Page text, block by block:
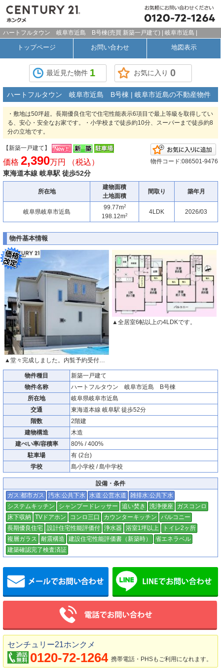
ハートフルタウン 岐阜市近島 B号棟(売買 新築一戸建て) | 岐阜市近島 |
トップページ お問い合わせ 地図表示
最近見た物件 1 お気に入り 0
ハートフルタウン 岐阜市近島 B号棟 | 岐阜市近島の不動産物件
・敷地は50坪超。長期優良住宅で住宅性能表示6項目で最上等級を取得してい
る、安心・安全なお家です。・小学校まで徒歩約10分、スーパーまで徒歩約8
分の立地です。
【新築一戸建て】
価格 2,390万円 （税込）
東海道本線 岐阜駅 徒歩52分
物件コード:086501-9476
所在地
建物面積
土地面積
間取り 築年月
岐阜県岐阜市近島
99.77m2
198.12m2 4LDK 2026/03
物件基本情報
▲堂々完成しました。内覧予約受付中です！
▲全居室6帖以上の4LDKです。
物件種目
新築一戸建て
物件名称
ハートフルタウン 岐阜市近島 B号棟
所在地
岐阜県岐阜市近島
交通
東海道本線 岐阜駅 徒歩52分
階数
2階建
建物構造
木造
建ぺい率/容積率
80% / 400%
駐車場
有 (2台)
学校
島小学校 / 島中学校
設備・条件
ガス:都市ガス
汚水:公共下水 水道:公営水道
雑排水:公共下水
システムキッチン
シャンプードレッサー 追い焚き 洗浄便座
ガスコンロ
床下収納
TVドアホン コンロ三口 カウンターキッチン
バルコニー
長期優良住宅 設計住宅性能評価付 浄水器 浴室1坪以上
トイレ2ヶ所
複層ガラス
耐震構造 建設住宅性能評価書（新築時）
省エネラベル
建築確認完了検査済証
メールでお問い合わせ
センチュリー21ホンクメ
0120-72-1264 携帯電話・PHSもご利用になれます。